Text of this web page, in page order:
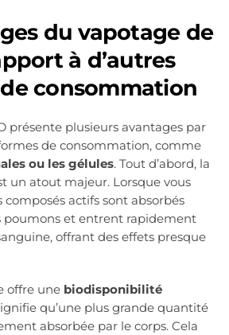
du vapotage de
à d’autres
consommation
présente plusieurs avantages par
de consommation, comme
ou les gélules. Tout d’abord, la
un atout majeur. Lorsque vous
composés actifs sont absorbés
poumons et entrent rapidement
offrant des effets presque
offre une biodisponibilité
qu’une plus grande quantité
absorbée par le corps. Cela